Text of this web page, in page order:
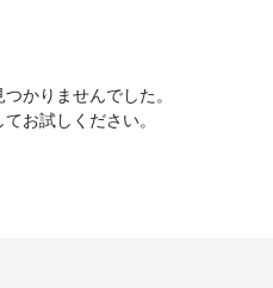
かりませんでした。
お試しください。